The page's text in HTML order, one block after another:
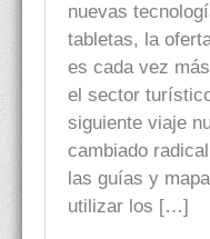
nuevas
tabletas, la
es cada vez
el sector
siguiente viaje
cambiado
las guías y
utilizar los […]